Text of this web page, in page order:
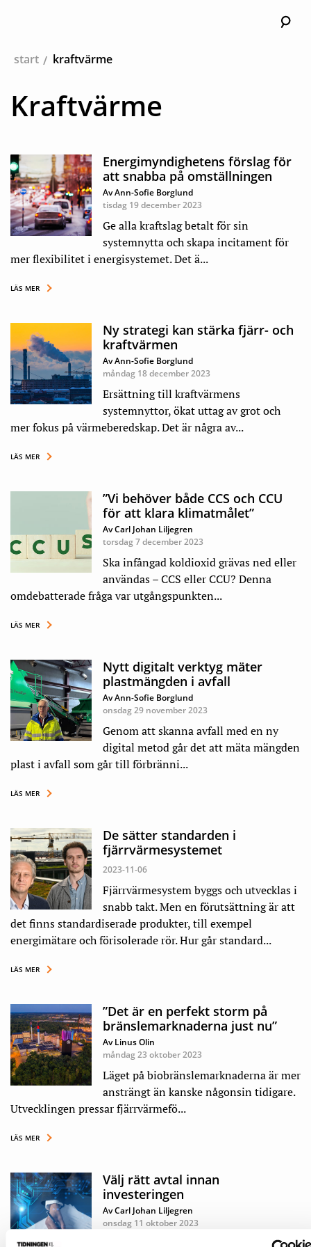
start kraftvärme
Kraftvärme
Energimyndighetens förslag för
att snabba på omställningen
Av Ann-Sofie Borglund
tisdag 19 december 2023
Ge alla kraftslag betalt för sin
systemnytta och skapa incitament för
mer flexibilitet i energisystemet. Det ä...
LÄS MER
Ny strategi kan stärka fjärr- och
kraftvärmen
Av Ann-Sofie Borglund
måndag 18 december 2023
Ersättning till kraftvärmens
systemnyttor, ökat uttag av grot och
mer fokus på värmeberedskap. Det är några av...
LÄS MER
”Vi behöver både CCS och CCU
för att klara klimatmålet”
Av Carl Johan Liljegren
torsdag 7 december 2023
Ska infångad koldioxid grävas ned eller
användas – CCS eller CCU? Denna
omdebatterade fråga var utgångspunkten...
LÄS MER
Nytt digitalt verktyg mäter
plastmängden i avfall
Av Ann-Sofie Borglund
onsdag 29 november 2023
Genom att skanna avfall med en ny
digital metod går det att mäta mängden
plast i avfall som går till förbränni...
LÄS MER
De sätter standarden i
fjärrvärmesystemet
2023-11-06
Fjärrvärmesystem byggs och utvecklas i
snabb takt. Men en förutsättning är att
det finns standardiserade produkter, till exempel
energimätare och förisolerade rör. Hur går standard...
LÄS MER
”Det är en perfekt storm på
bränslemarknaderna just nu”
Av Linus Olin
måndag 23 oktober 2023
Läget på biobränslemarknaderna är mer
ansträngt än kanske någonsin tidigare.
Utvecklingen pressar fjärrvärmefö...
LÄS MER
Välj rätt avtal innan
investeringen
Av Carl Johan Liljegren
onsdag 11 oktober 2023
Stora investeringar i processutrustning